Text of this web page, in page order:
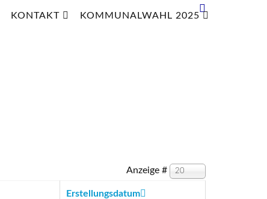
KONTAKT KOMMUNALWAHL 2025
Anzeige # 20
Erstellungsdatum